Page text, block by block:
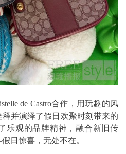
de Castro合作，用玩趣的风
并演绎了假日欢聚时刻带来的
乐观的品牌精神，融合新旧传
日惊喜，无处不在。